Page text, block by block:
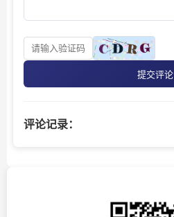
提交评论
评论记录：